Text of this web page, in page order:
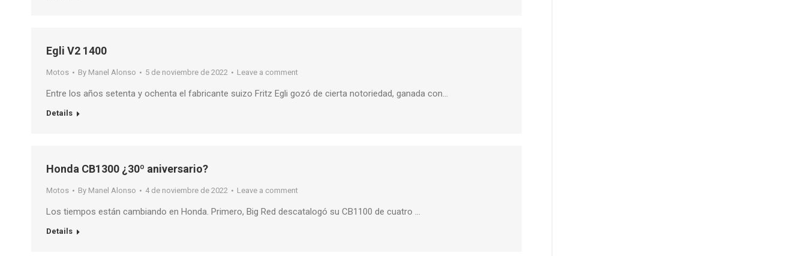
Egli V2 1400
Motos By Manel Alonso 5 de noviembre de 2022 Leave a comment
Entre los años setenta y ochenta el fabricante suizo Fritz Egli gozó de cierta notoriedad, ganada con…
Details
Honda CB1300 ¿30º aniversario?
Motos By Manel Alonso 4 de noviembre de 2022 Leave a comment
Los tiempos están cambiando en Honda. Primero, Big Red descatalogó su CB1100 de cuatro …
Details